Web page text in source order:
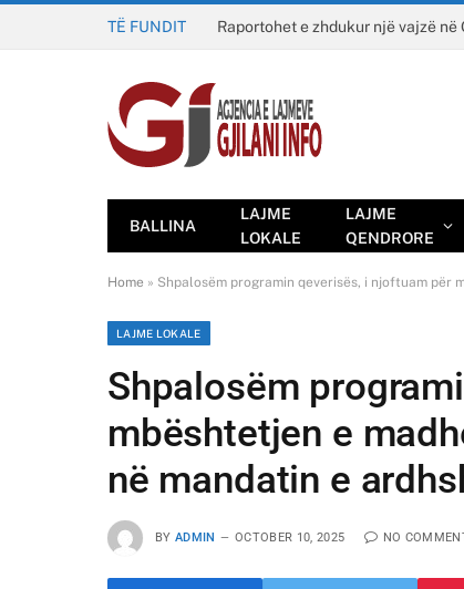
TË FUNDIT Raportohet e zhdukur një vajzë në
BALLINA
LAJME
LOKALE
LAJME
QENDRORE
Home » Shpalosëm programin qeverisës, i njoftuam për
LAJME LOKALE
Shpalosëm
mbështetjen e
në mandatin e
BY ADMIN OCTOBER 10, 2025 NO